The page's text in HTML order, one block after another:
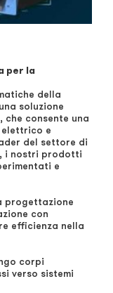
per la
della
soluzione
consente una
e
del settore di
i nostri prodotti
e
progettazione
con
efficienza nella
corpi
verso sistemi